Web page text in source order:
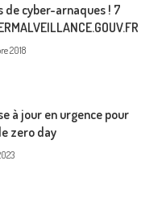
de cyber-arnaques ! 7
2018
à jour en urgence pour
zero day